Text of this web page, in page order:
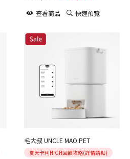
查看商品 快速預覽
毛大叔 UNCLE MAO.PET
夏天卡利HIGH回饋攻略(詳情請點)